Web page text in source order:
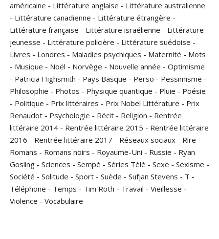
américaine - Littérature anglaise - Littérature australienne
- Littérature canadienne - Littérature étrangère -
Littérature française - Littérature israélienne - Littérature
jeunesse - Littérature policière - Littérature suédoise -
Livres - Londres - Maladies psychiques - Maternité - Mots
- Musique - Noël - Norvège - Nouvelle année - Optimisme
- Patricia Highsmith - Pays Basque - Perso - Pessimisme -
Philosophie - Photos - Physique quantique - Pluie - Poésie
- Politique - Prix littéraires - Prix Nobel Littérature - Prix
Renaudot - Psychologie - Récit - Religion - Rentrée
littéraire 2014 - Rentrée littéraire 2015 - Rentrée littéraire
2016 - Rentrée littéraire 2017 - Réseaux sociaux - Rire -
Romans - Romans noirs - Royaume-Uni - Russie - Ryan
Gosling - Sciences - Sempé - Séries Télé - Sexe - Sexisme -
Société - Solitude - Sport - Suède - Sufjan Stevens - T -
Téléphone - Temps - Tim Roth - Travail - Vieillesse -
Violence - Vocabulaire